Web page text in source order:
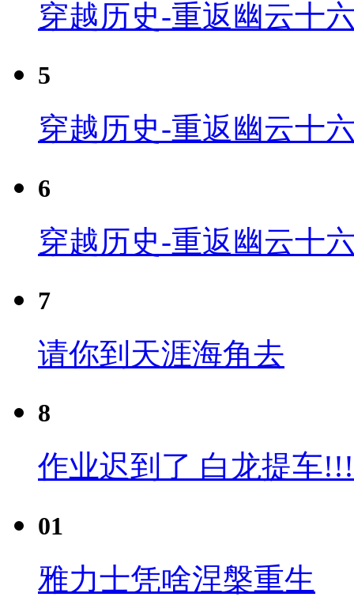
穿越历史-重返幽云十
5
穿越历史-重返幽云十
6
穿越历史-重返幽云十
7
请你到天涯海角去
8
作业迟到了 白龙提车
01
雅力士凭啥涅槃重生